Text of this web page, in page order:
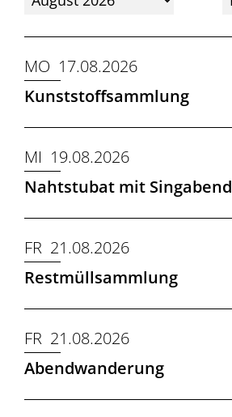
MO 17.08.2026
Kunststoffsammlung
MI 19.08.2026
Nahtstubat mit Singabend
FR 21.08.2026
Restmüllsammlung
FR 21.08.2026
Abendwanderung